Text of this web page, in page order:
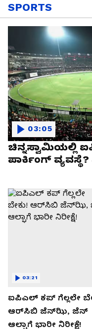
SPORTS
ಚಿನ್ನಸ್ವಾಮಿಯಲ್ಲಿ
ಪಾರ್ಕಿಂಗ್
03:05
ಐಪಿಎಲ್ ಕಪ್‌ ಗೆಲ್ಲಲೇ
ಆರ್‌ಸಿಬಿ ಜೆನ್‌ಝಿ, ಜೆನ್‌
ಆಲ್ಫಾಗೆ ಭಾರೀ ನಿರೀಕ್ಷೆ!
03:21